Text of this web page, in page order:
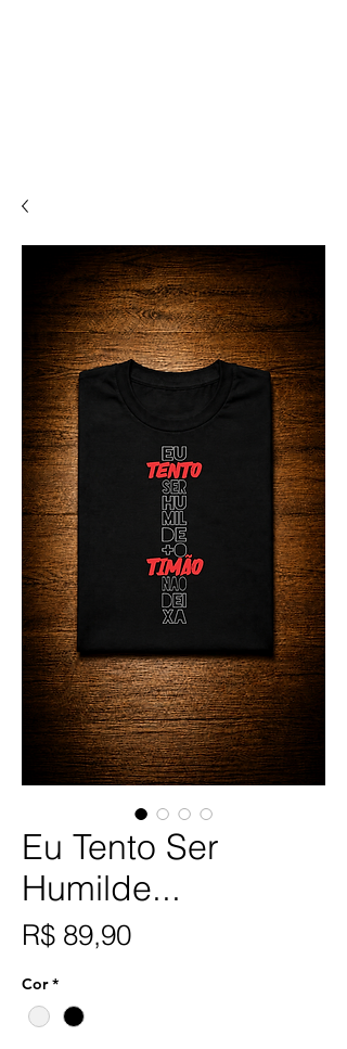
Eu Tento Ser
Humilde...
R$ 89,90Preço
Cor *